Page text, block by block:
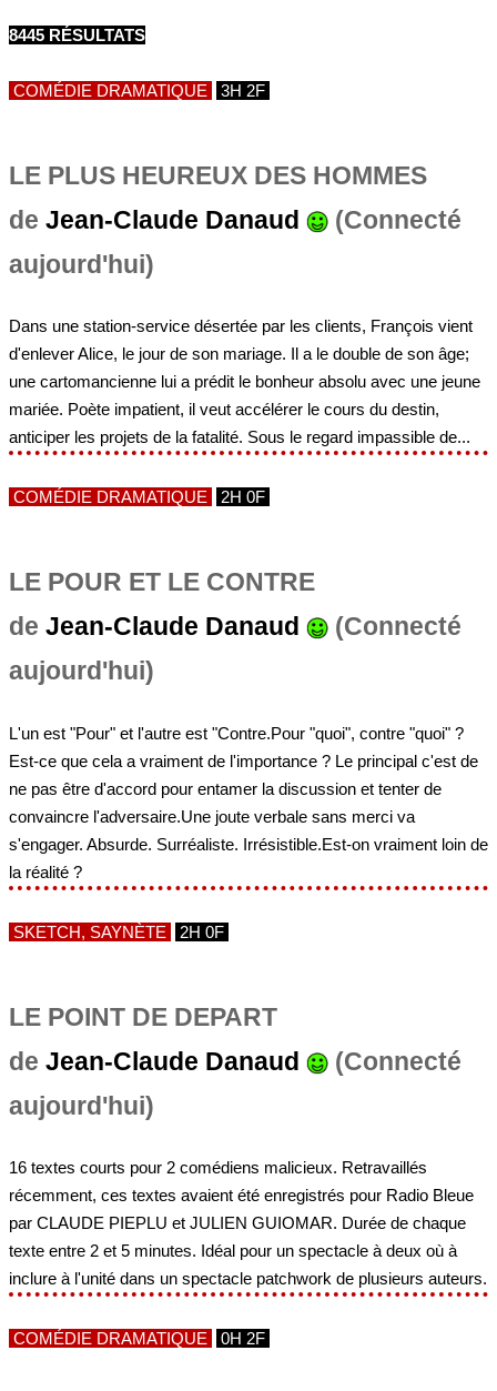
8445 RÉSULTATS
COMÉDIE DRAMATIQUE 3H 2F
LE PLUS HEUREUX DES HOMMES
de Jean-Claude Danaud
(Connecté
aujourd'hui)
Dans une station-service désertée par les clients, François vient
d'enlever Alice, le jour de son mariage. Il a le double de son âge;
une cartomancienne lui a prédit le bonheur absolu avec une jeune
mariée. Poète impatient, il veut accélérer le cours du destin,
anticiper les projets de la fatalité. Sous le regard impassible de...
COMÉDIE DRAMATIQUE 2H 0F
LE POUR ET LE CONTRE
de Jean-Claude Danaud
(Connecté
aujourd'hui)
L'un est "Pour" et l'autre est "Contre.Pour "quoi", contre "quoi" ?
Est-ce que cela a vraiment de l'importance ? Le principal c'est de
ne pas être d'accord pour entamer la discussion et tenter de
convaincre l'adversaire.Une joute verbale sans merci va
s'engager. Absurde. Surréaliste. Irrésistible.Est-on vraiment loin de
la réalité ?
SKETCH, SAYNÈTE 2H 0F
LE POINT DE DEPART
de Jean-Claude Danaud
(Connecté
aujourd'hui)
16 textes courts pour 2 comédiens malicieux. Retravaillés
récemment, ces textes avaient été enregistrés pour Radio Bleue
par CLAUDE PIEPLU et JULIEN GUIOMAR. Durée de chaque
texte entre 2 et 5 minutes. Idéal pour un spectacle à deux où à
inclure à l'unité dans un spectacle patchwork de plusieurs auteurs.
COMÉDIE DRAMATIQUE 0H 2F